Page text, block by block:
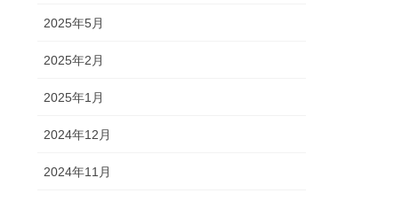
2025年5月
2025年2月
2025年1月
2024年12月
2024年11月